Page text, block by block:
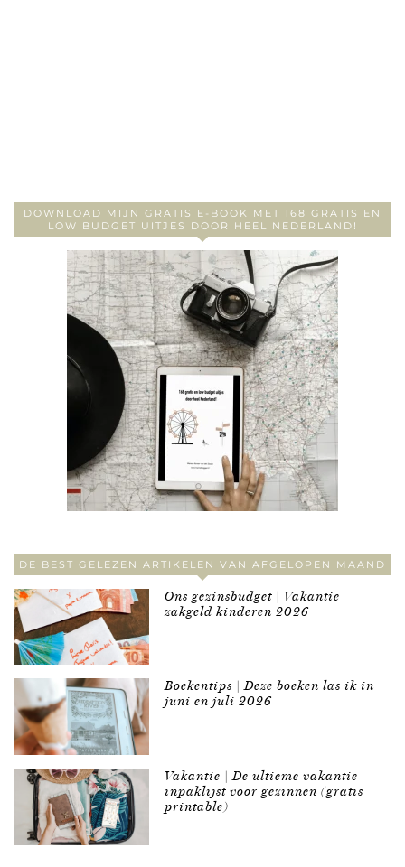
DOWNLOAD MIJN GRATIS E-BOOK MET 168 GRATIS EN
LOW BUDGET UITJES DOOR HEEL NEDERLAND!
DE BEST GELEZEN ARTIKELEN VAN AFGELOPEN MAAND
Ons gezinsbudget | Vakantie
zakgeld kinderen 2026
Boekentips | Deze boeken las ik in
juni en juli 2026
Vakantie | De ultieme vakantie
inpaklijst voor gezinnen (gratis
printable)